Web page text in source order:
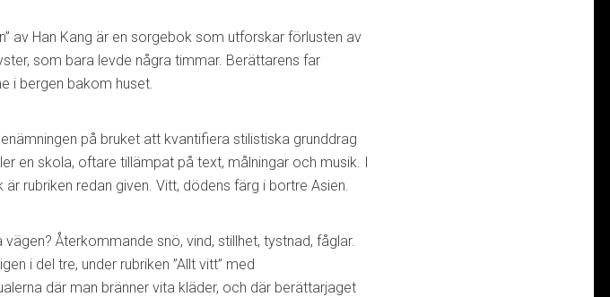
av Han Kang är en sorgebok som utforskar förlusten av
som bara levde några timmar. Berättarens far
i bergen bakom huset.
på bruket att kvantifiera stilistiska grunddrag
en skola, oftare tillämpat på text, målningar och musik. I
är rubriken redan given. Vitt, dödens färg i bortre Asien.
vägen? Återkommande snö, vind, stillhet, tystnad, fåglar.
i del tre, under rubriken ”Allt vitt” med
där man bränner vita kläder, och där berättarjaget